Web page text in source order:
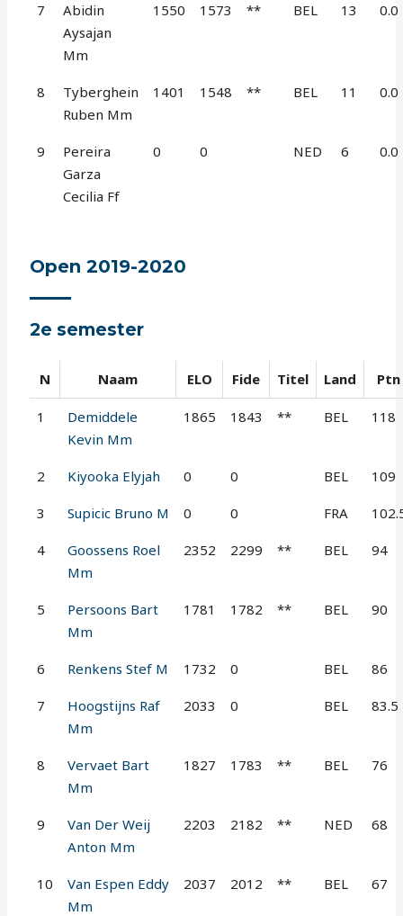
7
Abidin
Aysajan
Mm
1550 1573 ** BEL 13 0.0
8
Tyberghein
Ruben Mm
1401 1548 ** BEL 11 0.0
9
Pereira
Garza
Cecilia Ff
0 0 NED 6 0.0
Open 2019-2020
2e semester
N Naam ELO Fide Titel Land Ptn
1
Demiddele
Kevin Mm
1865 1843 ** BEL 118
2 Kiyooka Elyjah 0 0 BEL 109
3 Supicic Bruno M 0 0 FRA
4
Goossens Roel
Mm
2352 2299 ** BEL 94
5
Persoons Bart
Mm
1781 1782 ** BEL 90
6 Renkens Stef M 1732 0 BEL 86
7
Hoogstijns Raf
Mm
2033 0 BEL 83.5
8
Vervaet Bart
Mm
1827 1783 ** BEL 76
9
Van Der Weij
Anton Mm
2203 2182 ** NED 68
10
Van Espen Eddy
Mm
2037 2012 ** BEL 67